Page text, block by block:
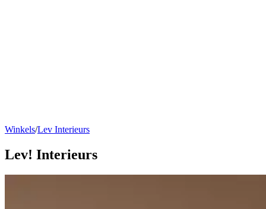
Winkels/Lev Interieurs
Lev! Interieurs